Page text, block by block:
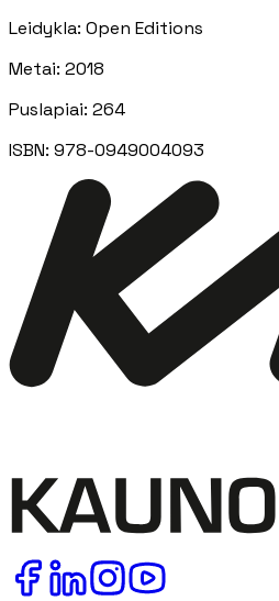
Leidykla: Open Editions
Metai: 2018
Puslapiai: 264
ISBN: 978-0949004093